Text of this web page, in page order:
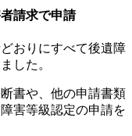
請求で申請
おりにすべて後遺障
した。
書や、他の申請書類
害等級認定の申請を